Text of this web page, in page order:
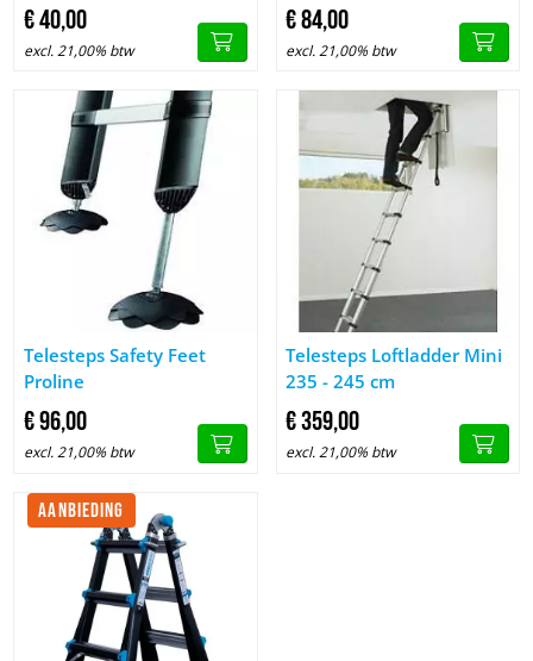
€40,00
excl. 21,00% btw
€84,00
excl. 21,00% btw
Afbeelding Telesteps Safety Feet Proline
Telesteps Safety Feet
Proline
€96,00
excl. 21,00% btw
Afbeelding Telesteps
Telesteps Loftladder Mini
235 - 245 cm
€359,00
excl. 21,00% btw
AANBIEDING